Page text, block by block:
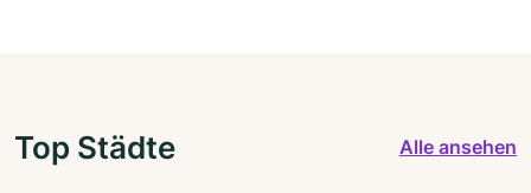
Top Städte Alle ansehen